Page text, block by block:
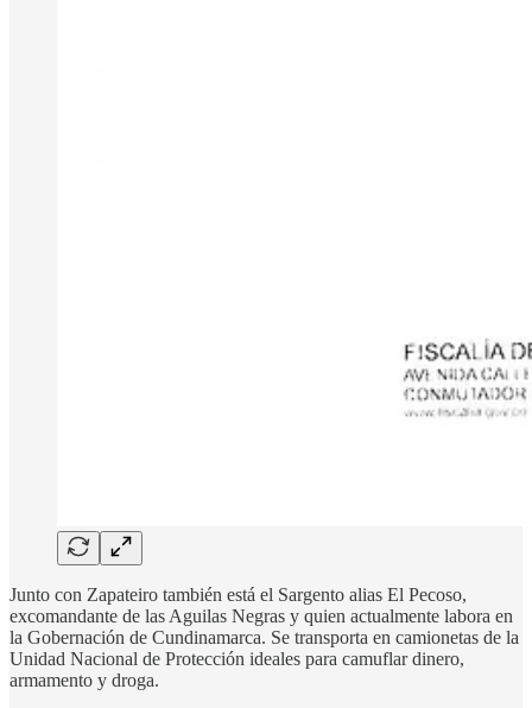
Junto con Zapateiro también está el Sargento alias El Pecoso,
excomandante de las Aguilas Negras y quien actualmente labora en
la Gobernación de Cundinamarca. Se transporta en camionetas de la
Unidad Nacional de Protección ideales para camuflar dinero,
armamento y droga.